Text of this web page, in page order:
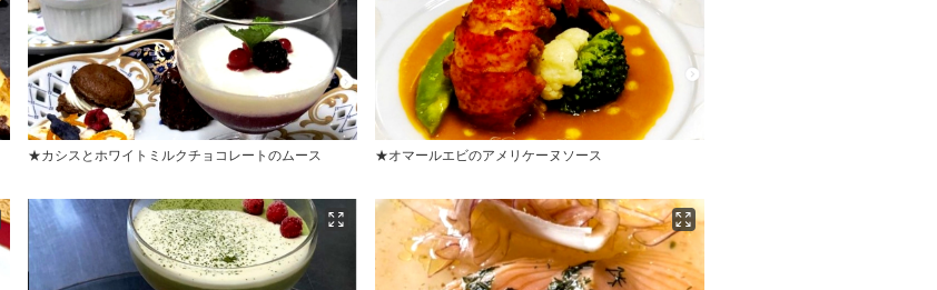
★カシスとホワイトミルクチョコレートのムース ★オマールエビのアメリケーヌソース